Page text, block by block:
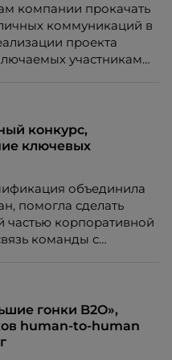
компании прокачать
коммуникаций в
проекта
участниками,
конкурс,
ключевых
объединила
помогла сделать
корпоративной
команды с
гонки B2O»,
human-to-human